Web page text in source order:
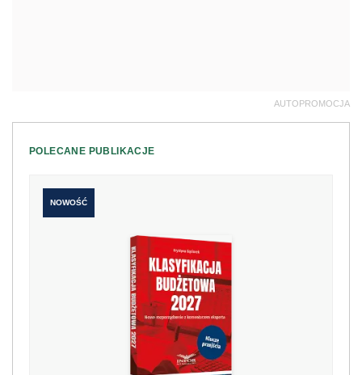
AUTOPROMOCJA
POLECANE PUBLIKACJE
NOWOŚĆ